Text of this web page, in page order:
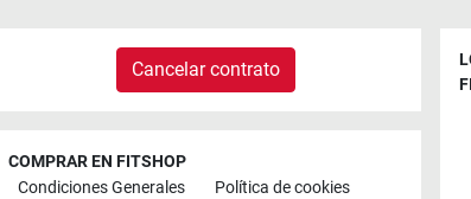
Cancelar contrato
COMPRAR EN FITSHOP
Condiciones Generales
Política de cookies